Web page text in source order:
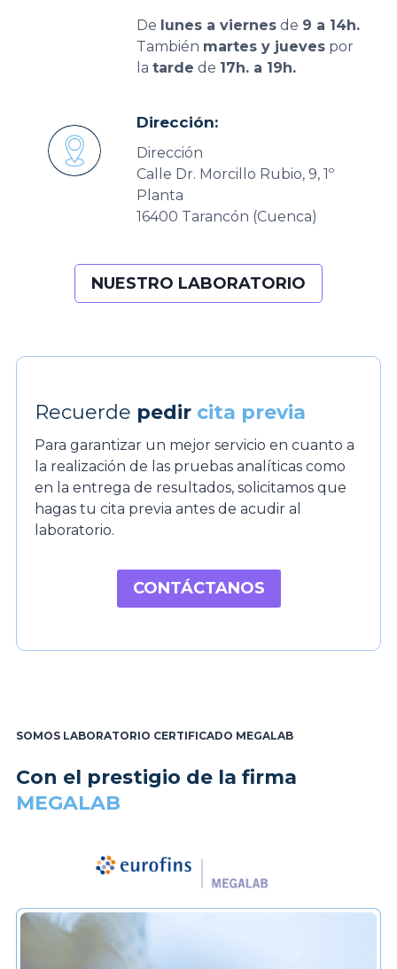
De lunes a viernes de 9 a 14h.
También martes y jueves por
la tarde de 17h. a 19h.
Dirección:
Dirección
Calle Dr. Morcillo Rubio, 9, 1º
Planta
16400 Tarancón (Cuenca)
NUESTRO LABORATORIO
Recuerde pedir cita previa
Para garantizar un mejor servicio en cuanto a
la realización de las pruebas analíticas como
en la entrega de resultados, solicitamos que
hagas tu cita previa antes de acudir al
laboratorio.
CONTÁCTANOS
SOMOS LABORATORIO CERTIFICADO MEGALAB
Con el prestigio de la firma
MEGALAB